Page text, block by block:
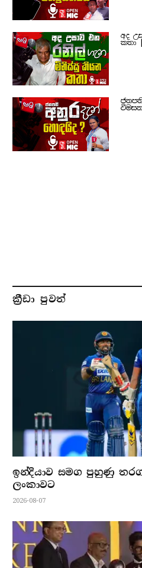
අද
කතා |
ක්‍රීඩා පුවත්
ඉන්දියාව සමග පුහුණු
ලංකාවට
2026-08-07